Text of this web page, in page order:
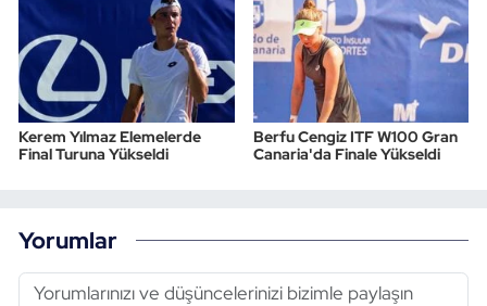
Kerem Yılmaz Elemelerde
Final Turuna Yükseldi
Berfu Cengiz ITF W100 Gran
Canaria'da Finale Yükseldi
Yorumlar